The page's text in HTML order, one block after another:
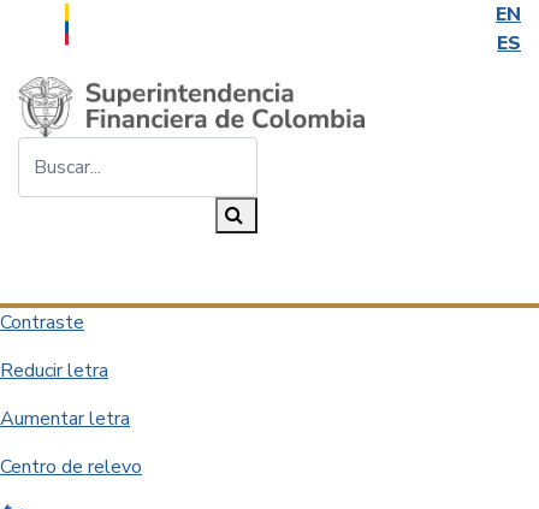
EN
ES
Saltar al contenido principal
Contraste
Reducir letra
Aumentar letra
Centro de relevo